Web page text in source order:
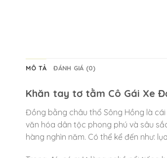
MÔ TẢ ĐÁNH GIÁ (0)
Khăn tay tơ tằm Cô Gái Xe
Đồng bằng châu thổ Sông Hồng là
văn hóa dân tộc phong phú và sâu
hàng nghìn năm. Có thể kể đến như: